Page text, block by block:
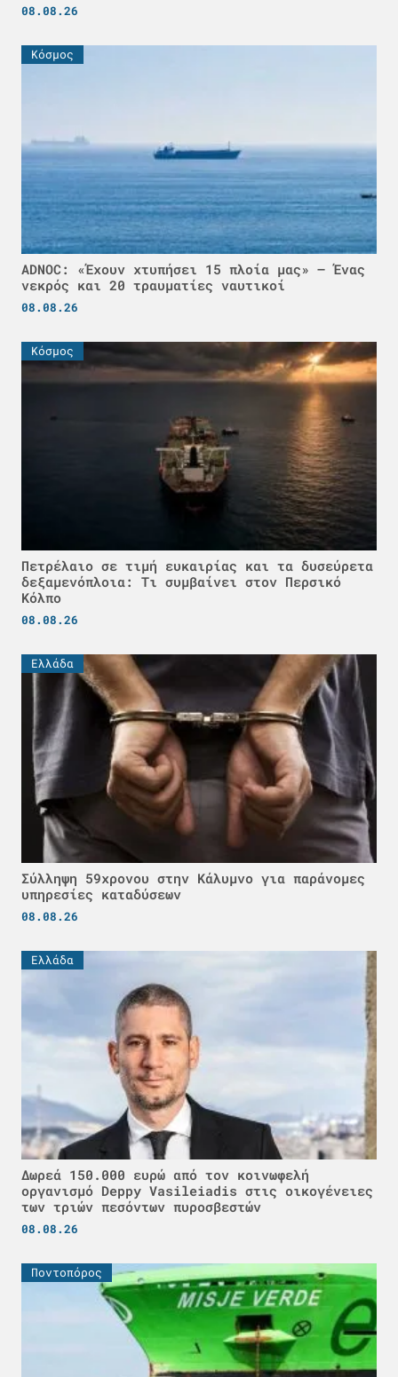
08.08.26
Κόσμος
ADNOC: «Έχουν χτυπήσει 15 πλοία μας» – Ένας
νεκρός και 20 τραυματίες ναυτικοί
08.08.26
Κόσμος
Πετρέλαιο σε τιμή ευκαιρίας και τα δυσεύρετα
δεξαμενόπλοια: Τι συμβαίνει στον Περσικό
Κόλπο
08.08.26
Ελλάδα
Σύλληψη 59χρονου στην Κάλυμνο για παράνομες
υπηρεσίες καταδύσεων
08.08.26
Ελλάδα
Δωρεά 150.000 ευρώ από τον κοινωφελή
οργανισμό Deppy Vasileiadis στις οικογένειες
των τριών πεσόντων πυροσβεστών
08.08.26
Ποντοπόρος